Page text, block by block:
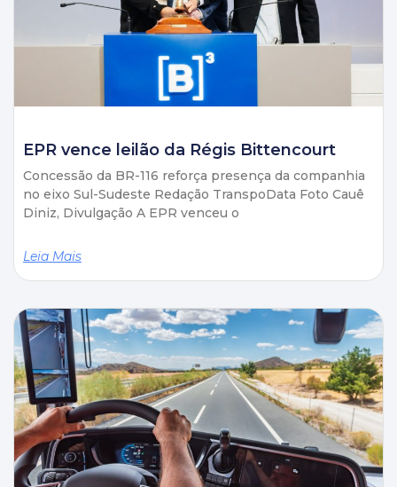
EPR vence leilão da Régis Bittencourt
Concessão da BR-116 reforça presença da companhia
no eixo Sul-Sudeste Redação TranspoData Foto Cauê
Diniz, Divulgação A EPR venceu o
Leia Mais